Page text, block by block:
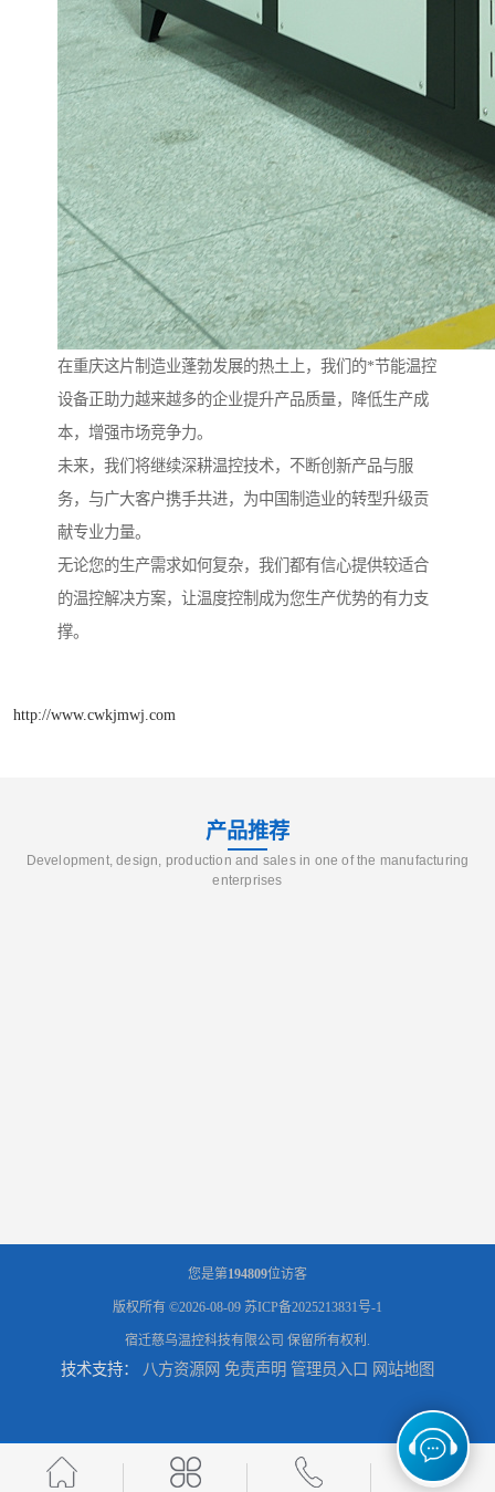
在重庆这片制造业蓬勃发展的热土上，我们的*节能温控
设备正助力越来越多的企业提升产品质量，降低生产成
本，增强市场竞争力。
未来，我们将继续深耕温控技术，不断创新产品与服
务，与广大客户携手共进，为中国制造业的转型升级贡
献专业力量。
无论您的生产需求如何复杂，我们都有信心提供较适合
的温控解决方案，让温度控制成为您生产优势的有力支
撑。
http://www.cwkjmwj.com
产品推荐
Development, design, production and sales in one of the manufacturing
enterprises
您是第194809位访客
版权所有 ©2026-08-09 苏ICP备2025213831号-1
宿迁慈乌温控科技有限公司 保留所有权利.
技术支持： 八方资源网 免责声明 管理员入口 网站地图